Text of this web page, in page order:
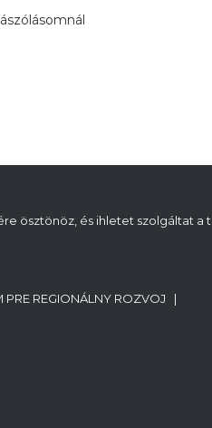
ösztönöz, és ihletet szolgáltat a
PRE REGIONÁLNY ROZVOJ |